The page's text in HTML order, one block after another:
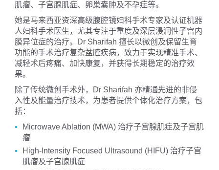
肌瘤、子宫腺肌症、卵巢囊肿及不孕症等。
她是马来西亚资深高级腹腔镜妇科手术专家及认证机器
人妇科手术医生，尤其专注于重度及深层浸润性子宫内
膜异位症的治疗。Dr Sharifah 擅长以微创及保留生育
功能的手术治疗复杂盆腔疾病，致力于实现精准手术、
减轻术后疼痛、加快康复，并获得长期稳定的治疗效
果。
除了传统微创手术外，Dr Sharifah 亦精通先进的非侵
入性及能量治疗技术，为患者提供个体化治疗方案，包
括：
Microwave Ablation (MWA) 治疗子宫腺肌症及子宫肌
瘤
High-Intensity Focused Ultrasound (HIFU) 治疗子宫
肌瘤及子宫腺肌症